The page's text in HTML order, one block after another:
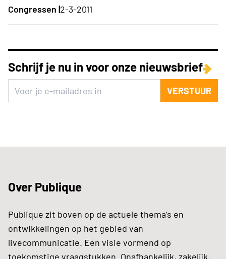
Congressen |2-3-2011
Schrijf je nu in voor onze nieuwsbrief
VERSTUUR
Over Publique
Publique zit boven op de actuele thema’s en
ontwikkelingen op het gebied van
livecommunicatie. Een visie vormend op
toekomstige vraagstukken. Onafhankelijk, zakelijk,